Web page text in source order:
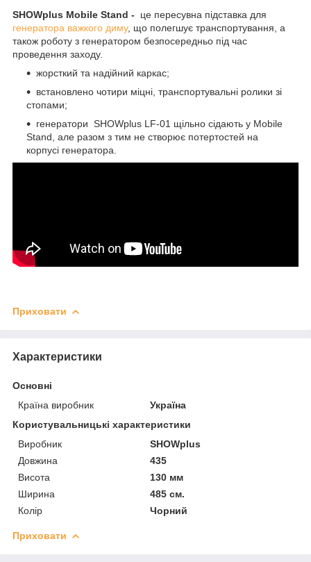
SHOWplus Mobile Stand -
це пересувна підставка для
генератора важкого диму, що полегшує транспортування, а
також роботу з генератором безпосередньо під час
проведення заходу.
жорсткий та надійний каркас;
встановлено чотири міцні, транспортувальні ролики зі
стопами;
генератори SHOWplus LF-01 щільно сідають у Mobile
Stand, але разом з тим не створює потертостей на
корпусі генератора.
Приховати
Характеристики
Основні
Країна виробник
Україна
Користувальницькі характеристики
Виробник
SHOWplus
Довжина
435
Висота
130 мм
Ширина
485 см.
Колір
Чорний
Приховати